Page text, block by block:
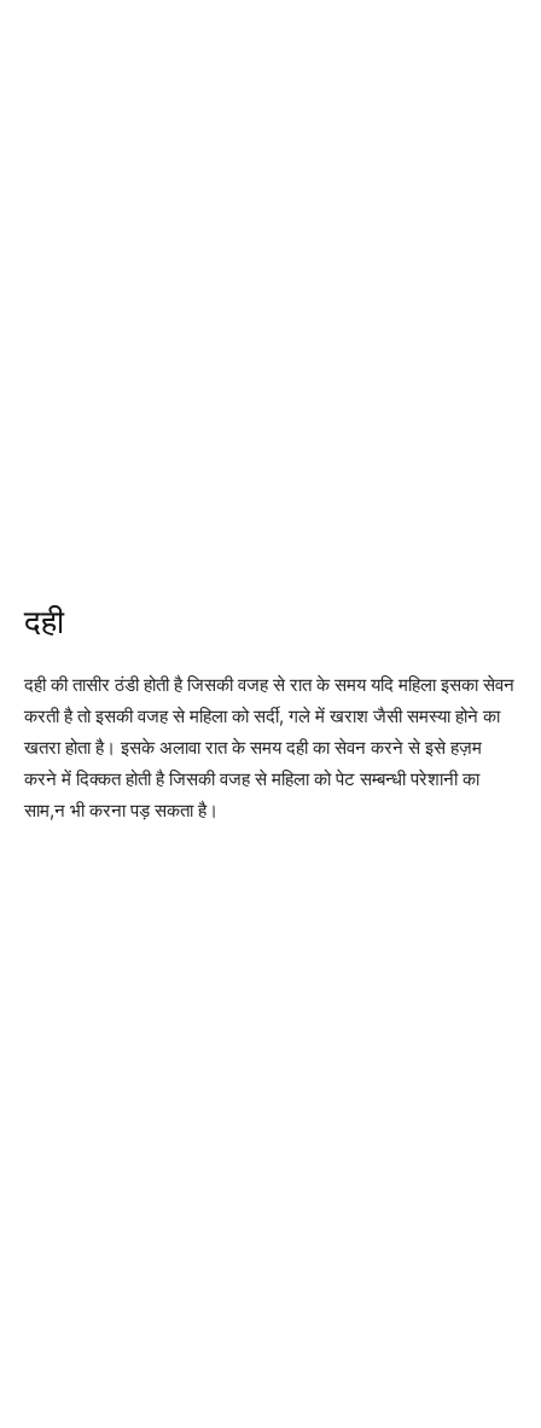
दही
दही की तासीर ठंडी होती है जिसकी वजह से रात के समय यदि महिला इसका सेवन
करती है तो इसकी वजह से महिला को सर्दी, गले में खराश जैसी समस्या होने का
खतरा होता है। इसके अलावा रात के समय दही का सेवन करने से इसे हज़म
करने में दिक्कत होती है जिसकी वजह से महिला को पेट सम्बन्धी परेशानी का
साम,न भी करना पड़ सकता है।